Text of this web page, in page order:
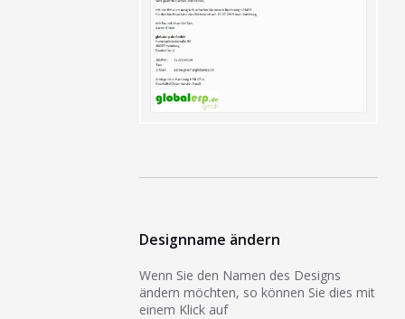
Designname ändern
Wenn Sie den Namen des Designs
ändern möchten, so können Sie dies mit
einem Klick auf